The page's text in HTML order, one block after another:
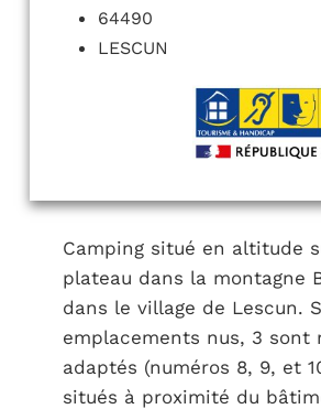
64490
LESCUN
Camping situé en altitude
plateau dans la montagne
dans le village de Lescun.
emplacements nus, 3 sont
adaptés (numéros 8, 9, et
situés à proximité du